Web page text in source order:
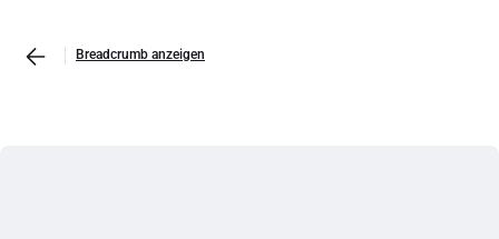
Breadcrumb anzeigen